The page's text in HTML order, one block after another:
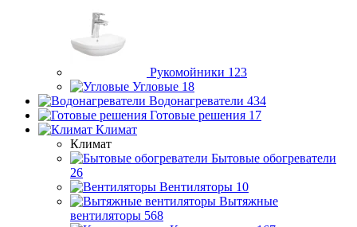
Рукомойники 123
Угловые 18
Водонагреватели 434
Готовые решения 17
Климат
Климат
Бытовые обогреватели
26
Вентиляторы 10
Вытяжные
вентиляторы 568